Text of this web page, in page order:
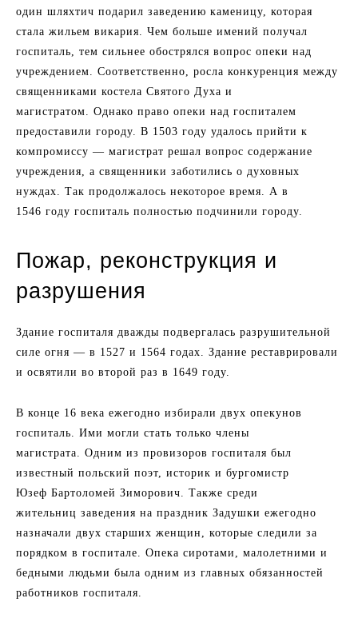
один шляхтич подарил заведению каменицу, которая
стала жильем викария. Чем больше имений получал
госпиталь, тем сильнее обострялся вопрос опеки над
учреждением. Соответственно, росла конкуренция между
священниками костела Святого Духа и
магистратом. Однако право опеки над госпиталем
предоставили городу. В 1503 году удалось прийти к
компромиссу — магистрат решал вопрос содержание
учреждения, а священники заботились о духовных
нуждах. Так продолжалось некоторое время. А в
1546 году госпиталь полностью подчинили городу.
Пожар, реконструкция и
разрушения
Здание госпиталя дважды подвергалась разрушительной
силе огня — в 1527 и 1564 годах. Здание реставрировали
и освятили во второй раз в 1649 году.
В конце 16 века ежегодно избирали двух опекунов
госпиталь. Ими могли стать только члены
магистрата. Одним из провизоров госпиталя был
известный польский поэт, историк и бургомистр
Юзеф Бартоломей Зиморович. Также среди
жительниц заведения на праздник Задушки ежегодно
назначали двух старших женщин, которые следили за
порядком в госпитале. Опека сиротами, малолетними и
бедными людьми была одним из главных обязанностей
работников госпиталя.